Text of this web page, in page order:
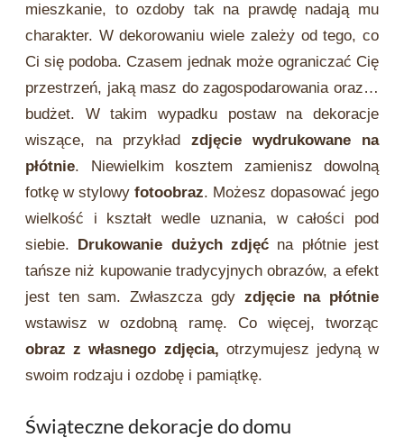
mieszkanie, to ozdoby tak na prawdę nadają mu
charakter. W dekorowaniu wiele zależy od tego, co
Ci się podoba. Czasem jednak może ograniczać Cię
przestrzeń, jaką masz do zagospodarowania oraz…
budżet. W takim wypadku postaw na dekoracje
wiszące, na przykład zdjęcie wydrukowane na
płótnie. Niewielkim kosztem zamienisz dowolną
fotkę w stylowy fotoobraz. Możesz dopasować jego
wielkość i kształt wedle uznania, w całości pod
siebie. Drukowanie dużych zdjęć na płótnie jest
tańsze niż kupowanie tradycyjnych obrazów, a efekt
jest ten sam. Zwłaszcza gdy zdjęcie na płótnie
wstawisz w ozdobną ramę. Co więcej, tworząc
obraz z własnego zdjęcia, otrzymujesz jedyną w
swoim rodzaju i ozdobę i pamiątkę.
Świąteczne dekoracje do domu